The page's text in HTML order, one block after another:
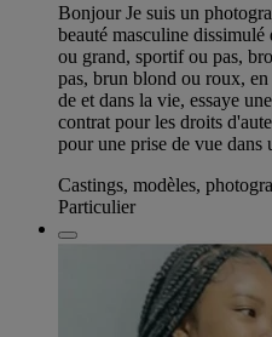
Bonjour Je suis un
beauté masculine
ou grand, sportif ou pas,
pas, brun blond ou roux,
de et dans la vie, essaye
contrat pour les droits
pour une prise de vue dans
Castings, modèles,
Particulier